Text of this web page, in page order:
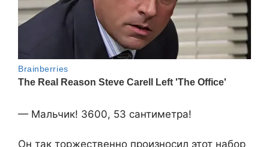
— Мальчик! 3600, 53 сантиметра!
Он так торжественно произносил этот набор